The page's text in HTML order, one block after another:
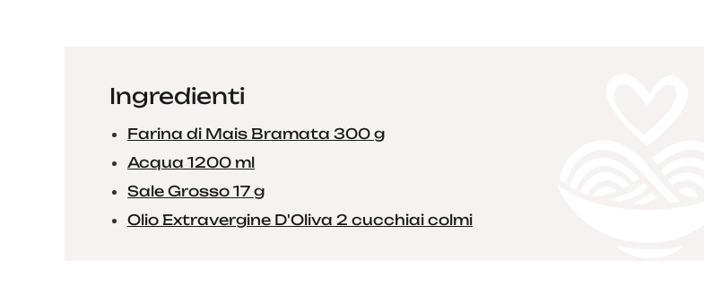
Ingredienti
Farina di Mais Bramata 300 g
Acqua 1200 ml
Sale Grosso 17 g
Olio Extravergine D'Oliva 2 cucchiai colmi